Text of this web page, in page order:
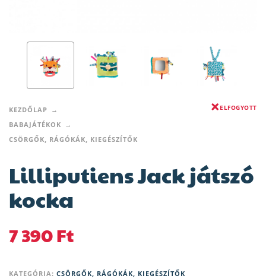
KEZDŐLAP
BABAJÁTÉKOK
CSÖRGŐK, RÁGÓKÁK, KIEGÉSZÍTŐK
ELFOGYOTT
Lilliputiens Jack játszó
kocka
7 390Ft
KATEGÓRIA: CSÖRGŐK, RÁGÓKÁK, KIEGÉSZÍTŐK